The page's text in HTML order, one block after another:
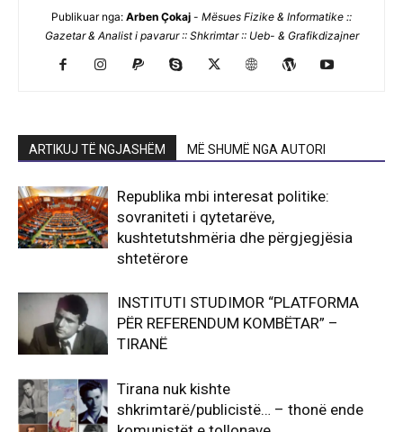
Publikuar nga: Arben Çokaj - Mësues Fizike & Informatike ::
Gazetar & Analist i pavarur :: Shkrimtar :: Ueb- & Grafikdizajner
ARTIKUJ TË NGJASHËM MË SHUMË NGA AUTORI
Republika mbi interesat politike:
sovraniteti i qytetarëve,
kushtetutshmëria dhe përgjegjësia
shtetërore
INSTITUTI STUDIMOR “PLATFORMA
PËR REFERENDUM KOMBËTAR” –
TIRANË
Tirana nuk kishte
shkrimtarë/publicistë… – thonë ende